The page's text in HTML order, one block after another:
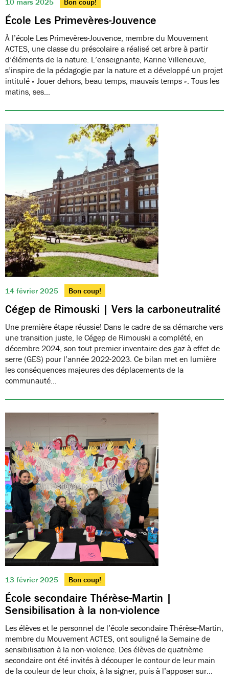
École Les Primevères-Jouvence
À l’école Les Primevères-Jouvence, membre du Mouvement
ACTES, une classe du préscolaire a réalisé cet arbre à partir
d’éléments de la nature. L’enseignante, Karine Villeneuve,
s’inspire de la pédagogie par la nature et a développé un projet
intitulé « Jouer dehors, beau temps, mauvais temps ». Tous les
matins, ses…
14 février 2025 Bon coup!
Cégep de Rimouski | Vers la carboneutralité
Une première étape réussie! Dans le cadre de sa démarche vers
une transition juste, le Cégep de Rimouski a complété, en
décembre 2024, son tout premier inventaire des gaz à effet de
serre (GES) pour l’année 2022-2023. Ce bilan met en lumière
les conséquences majeures des déplacements de la
communauté…
13 février 2025 Bon coup!
École secondaire Thérèse-Martin |
Sensibilisation à la non-violence
Les élèves et le personnel de l’école secondaire Thérèse-Martin,
membre du Mouvement ACTES, ont souligné la Semaine de
sensibilisation à la non-violence. Des élèves de quatrième
secondaire ont été invités à découper le contour de leur main
de la couleur de leur choix, à la signer, puis à l’apposer sur…